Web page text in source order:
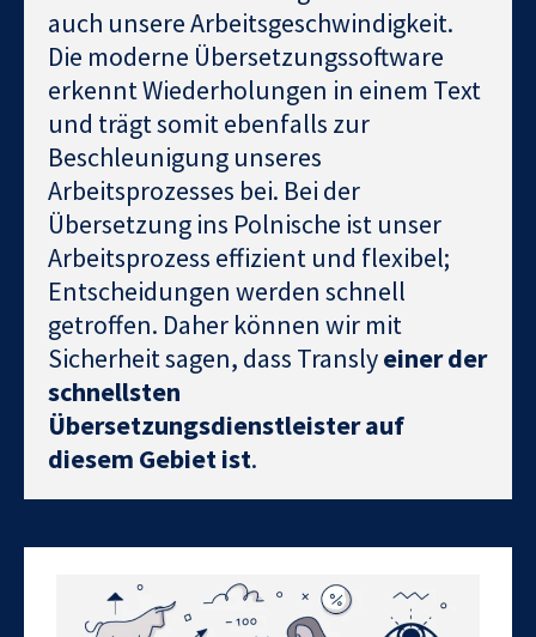
auch unsere Arbeitsgeschwindigkeit.
Die moderne Übersetzungssoftware
erkennt Wiederholungen in einem Text
und trägt somit ebenfalls zur
Beschleunigung unseres
Arbeitsprozesses bei. Bei der
Übersetzung ins Polnische ist unser
Arbeitsprozess effizient und flexibel;
Entscheidungen werden schnell
getroffen. Daher können wir mit
Sicherheit sagen, dass Translyeiner der
schnellsten
Übersetzungsdienstleister auf
diesem Gebiet ist.